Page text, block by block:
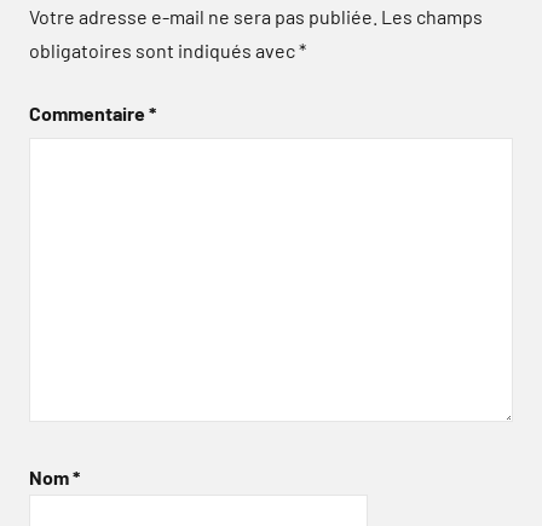
Votre adresse e-mail ne sera pas publiée. Les champs
obligatoires sont indiqués avec*
Commentaire*
Nom*